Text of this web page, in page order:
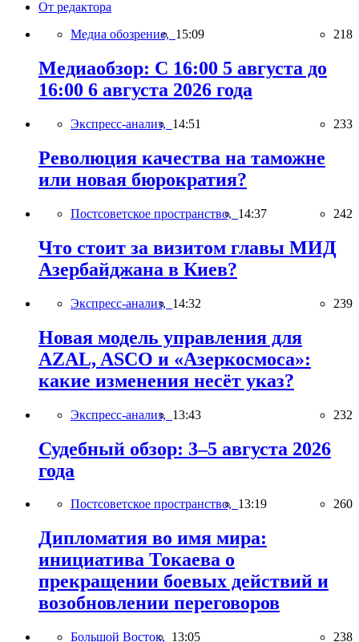
От редактора
Медиа обозрение, 15:09 218
Медиаобзор: С 16:00 5 августа до
16:00 6 августа 2026 года
Экспресс-анализ, 14:51 233
Революция качества на таможне
или новая бюрократия?
Постсоветское пространство, 14:37 242
Что стоит за визитом главы МИД
Азербайджана в Киев?
Экспресс-анализ, 14:32 239
Новая модель управления для
AZAL, ASCO и «Азеркосмоса»:
какие изменения несёт указ?
Экспресс-анализ, 13:43 232
Судебный обзор: 3–5 августа 2026
года
Постсоветское пространство, 13:19 260
Дипломатия во имя мира:
инициатива Токаева о
прекращении боевых действий и
возобновлении переговоров
Большой Восток, 13:05 238